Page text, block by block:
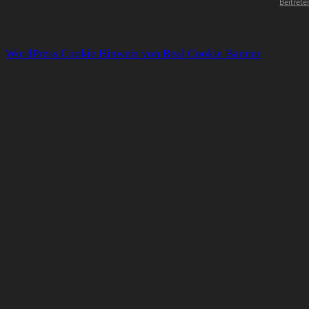
WordPress Cookie Hinweis von Real Cookie Banner